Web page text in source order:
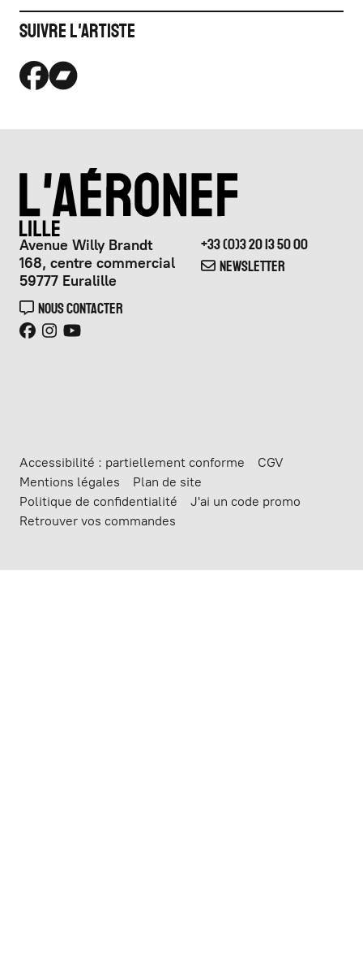
Suivre l'artiste
Avenue Willy Brandt
168, centre commercial
59777 Euralille
NOUS CONTACTER
+33 (0)3 20 13 50 00
NEWSLETTER
Accessibilité : partiellement conforme
CGV
Mentions légales
Plan de site
Politique de confidentialité
J'ai un code promo
Retrouver vos commandes